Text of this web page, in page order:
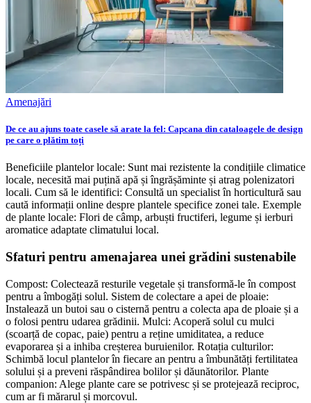
Amenajări
De ce au ajuns toate casele să arate la fel: Capcana din cataloagele de design
pe care o plătim toți
Beneficiile plantelor locale: Sunt mai rezistente la condițiile climatice
locale, necesită mai puțină apă și îngrășăminte și atrag polenizatori
locali. Cum să le identifici: Consultă un specialist în horticultură sau
caută informații online despre plantele specifice zonei tale. Exemple
de plante locale: Flori de câmp, arbuști fructiferi, legume și ierburi
aromatice adaptate climatului local.
Sfaturi pentru amenajarea unei grădini sustenabile
Compost: Colectează resturile vegetale și transformă-le în compost
pentru a îmbogăți solul. Sistem de colectare a apei de ploaie:
Instalează un butoi sau o cisternă pentru a colecta apa de ploaie și a
o folosi pentru udarea grădinii. Mulci: Acoperă solul cu mulci
(scoarță de copac, paie) pentru a reține umiditatea, a reduce
evaporarea și a inhiba creșterea buruienilor. Rotația culturilor:
Schimbă locul plantelor în fiecare an pentru a îmbunătăți fertilitatea
solului și a preveni răspândirea bolilor și dăunătorilor. Plante
companion: Alege plante care se potrivesc și se protejează reciproc,
cum ar fi mărarul și morcovul.